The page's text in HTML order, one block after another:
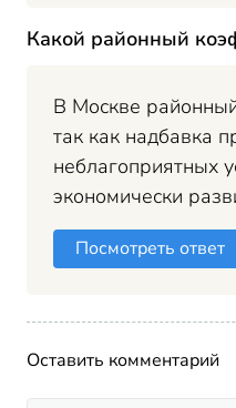
Какой районный
В Москве
так как надбавка
неблагоприятных
экономически
Посмотреть ответ
Оставить комментарий